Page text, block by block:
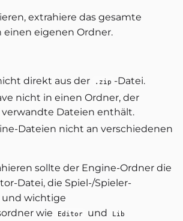
extrahiere das gesamte
einen eigenen Ordner.
direkt aus der .zip -Datei.
nicht in einen Ordner, der
Dateien enthält.
Dateien nicht an verschiedenen
sollte der Engine-Ordner die
Datei, die Spiel-/Spieler-
und wichtige
wie
Editor und Lib